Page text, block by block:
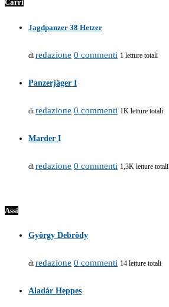
Carri
Jagdpanzer 38 Hetzer
di redazione 0 commenti 1 letture totali
Panzerjäger I
di redazione 0 commenti 1K letture totali
Marder I
di redazione 0 commenti 1,3K letture totali
Assi
György Debrödy
di redazione 0 commenti 14 letture totali
Aladár Heppes